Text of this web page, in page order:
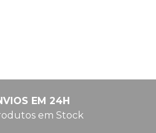
EM 24H
em Stock